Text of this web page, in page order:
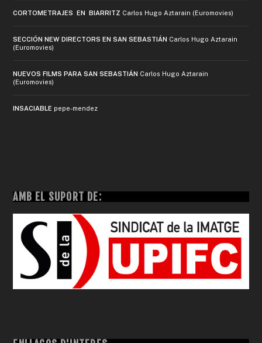
CORTOMETRAJES EN BIARRITZ Carlos Hugo Aztarain (Euromovies)
SECCIÓN NEW DIRECTORS EN SAN SEBASTIÁN Carlos Hugo Aztarain
(Euromovies)
NUEVOS FILMS PARA SAN SEBASTIÁN Carlos Hugo Aztarain
(Euromovies)
INSACIABLE pepe-mendez
AMB EL SUPORT DE: